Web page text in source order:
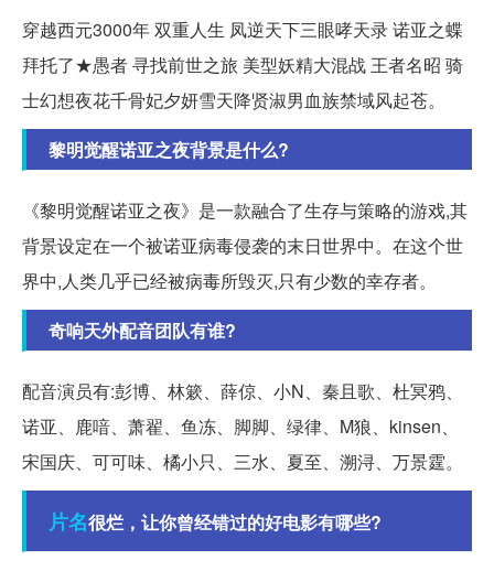
穿越西元3000年 双重人生 凤逆天下三眼哮天录 诺亚之蝶
拜托了★愚者 寻找前世之旅 美型妖精大混战 王者名昭 骑
士幻想夜花千骨妃夕妍雪天降贤淑男血族禁域风起苍。
黎明觉醒诺亚之夜背景是什么?
《黎明觉醒诺亚之夜》是一款融合了生存与策略的游戏,其
背景设定在一个被诺亚病毒侵袭的末日世界中。在这个世
界中,人类几乎已经被病毒所毁灭,只有少数的幸存者。
奇响天外配音团队有谁?
配音演员有:彭博、林簌、薛倞、小N、秦且歌、杜冥鸦、
诺亚、鹿喑、萧翟、鱼冻、脚脚、绿律、M狼、kinsen、
宋国庆、可可味、橘小只、三水、夏至、溯浔、万景霆。
片名很烂，让你曾经错过的好电影有哪些?